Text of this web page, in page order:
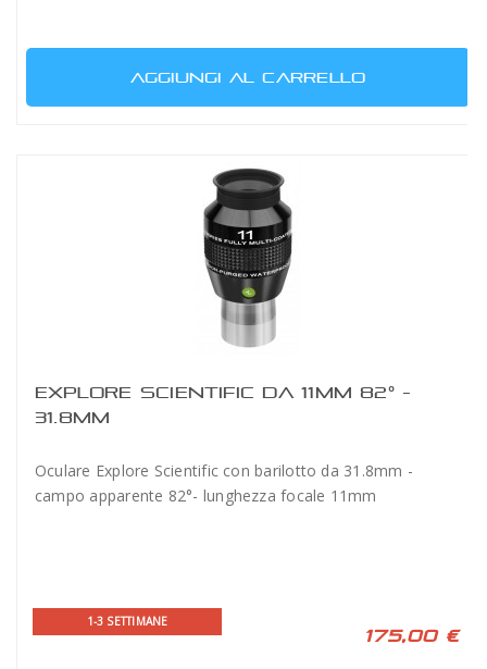
AGGIUNGI AL CARRELLO
EXPLORE SCIENTIFIC DA 11MM 82° -
31.8MM
Oculare Explore Scientific con barilotto da 31.8mm -
campo apparente 82°- lunghezza focale 11mm
1-3 SETTIMANE
175,00 €